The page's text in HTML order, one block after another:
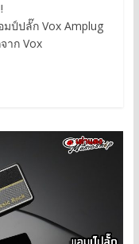
มป์ปลั๊ก Vox Amplug
าก Vox